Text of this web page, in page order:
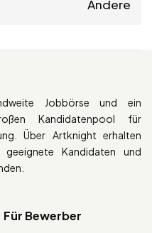
Andere
Jobbörse und ein
Kandidatenpool für
Über Artknight erhalten
Kandidaten und
Für Bewerber